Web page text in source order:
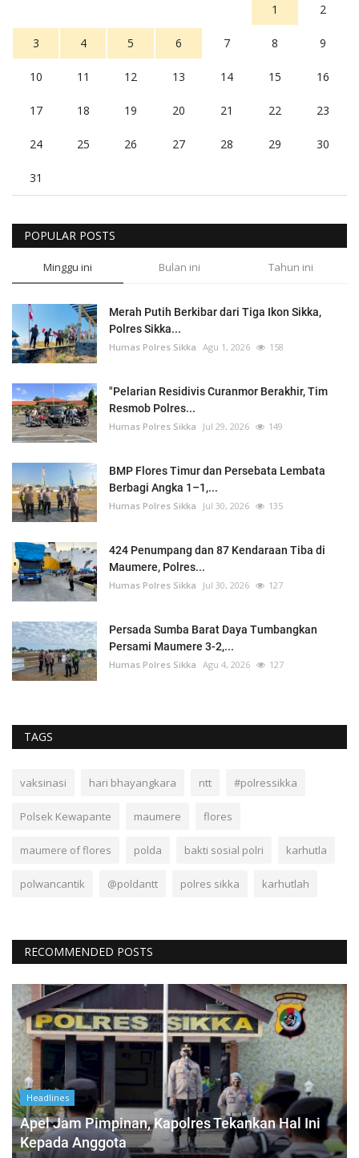
1 2
3 4 5 6 7 8 9
10 11 12 13 14 15 16
17 18 19 20 21 22 23
24 25 26 27 28 29 30
31
POPULAR POSTS
Minggu ini Bulan ini Tahun ini
Merah Putih Berkibar dari Tiga Ikon Sikka,
Polres Sikka...
Humas Polres Sikka Agu 1, 2026 158
"Pelarian Residivis Curanmor Berakhir, Tim
Resmob Polres...
Humas Polres Sikka Jul 29, 2026 149
BMP Flores Timur dan Persebata Lembata
Berbagi Angka 1–1,...
Humas Polres Sikka Jul 30, 2026 135
424 Penumpang dan 87 Kendaraan Tiba di
Maumere, Polres...
Humas Polres Sikka Jul 30, 2026 127
Persada Sumba Barat Daya Tumbangkan
Persami Maumere 3-2,...
Humas Polres Sikka Agu 4, 2026 127
TAGS
vaksinasi hari bhayangkara ntt #polressikka
Polsek Kewapante maumere flores
maumere of flores polda bakti sosial polri karhutla
polwancantik @poldantt polres sikka karhutlah
RECOMMENDED POSTS
Headlines
Apel Jam Pimpinan, Kapolres Tekankan Hal Ini
Kepada Anggota